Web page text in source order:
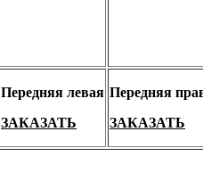
Передняя левая
ЗАКАЗАТЬ
Передняя
ЗАКАЗАТЬ